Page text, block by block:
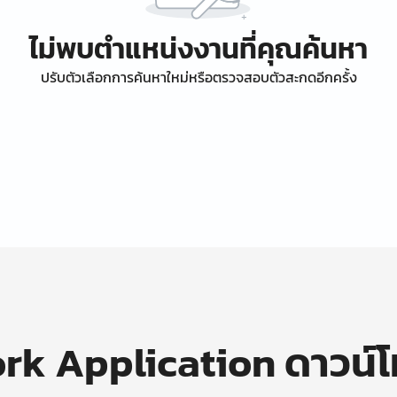
ไม่พบตำแหน่งงานที่คุณค้นหา
ปรับตัวเลือกการค้นหาใหม่หรือตรวจสอบตัวสะกดอีกครั้ง
Application ดาวน์